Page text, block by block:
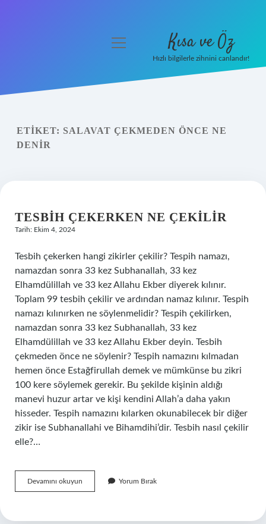
Yasal Uyarı
menüyü
Kısa ve Öz
Hızlı bilgilerle zihnini canlandır!
ETIKET: SALAVAT ÇEKMEDEN ÖNCE NE
DENIR
TESBIH ÇEKERKEN NE ÇEKILIR
Tarih: Ekim 4, 2024
Tesbih çekerken hangi zikirler çekilir? Tespih namazı,
namazdan sonra 33 kez Subhanallah, 33 kez
Elhamdülillah ve 33 kez Allahu Ekber diyerek kılınır.
Toplam 99 tesbih çekilir ve ardından namaz kılınır. Tespih
namazı kılınırken ne söylenmelidir? Tespih çekilirken,
namazdan sonra 33 kez Subhanallah, 33 kez
Elhamdülillah ve 33 kez Allahu Ekber deyin. Tesbih
çekmeden önce ne söylenir? Tespih namazını kılmadan
hemen önce Estağfirullah demek ve mümkünse bu zikri
100 kere söylemek gerekir. Bu şekilde kişinin aldığı
manevi huzur artar ve kişi kendini Allah’a daha yakın
hisseder. Tespih namazını kılarken okunabilecek bir diğer
zikir ise Subhanallahi ve Bihamdihi’dir. Tesbih nasıl çekilir
elle?…
Devamını okuyun
Çekerken
Yorum Bırak